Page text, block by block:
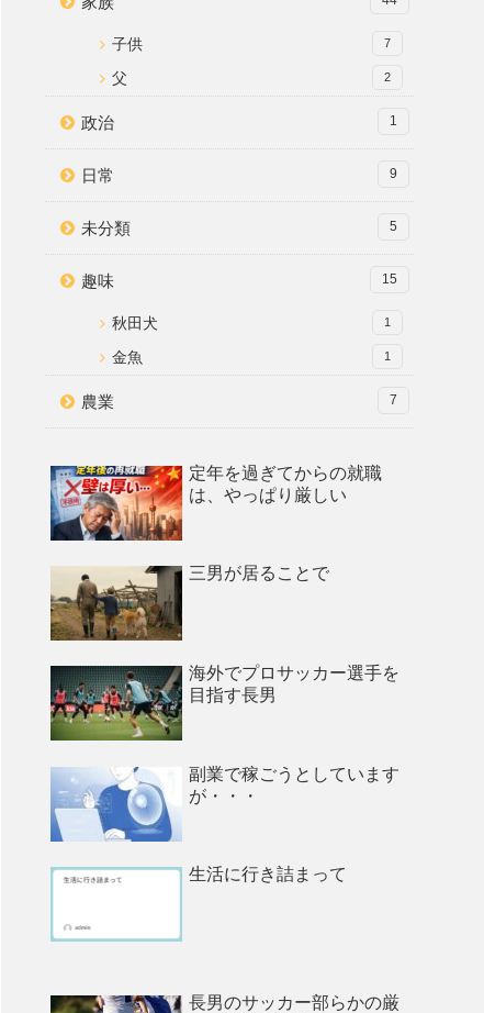
子供 7
父 2
政治 1
日常 9
未分類 5
趣味 15
秋田犬 1
金魚 1
農業 7
定年を過ぎてからの就職
は、やっぱり厳しい
三男が居ることで
海外でプロサッカー選手を
目指す長男
副業で稼ごうとしています
が・・・
生活に行き詰まって
長男のサッカー部らかの厳